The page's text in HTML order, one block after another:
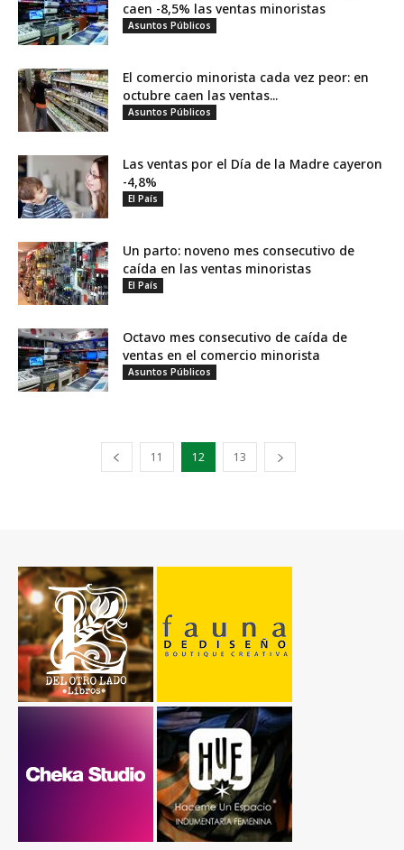
caen -8,5% las ventas minoristas
Asuntos Públicos
El comercio minorista cada vez peor: en
octubre caen las ventas...
Asuntos Públicos
Las ventas por el Día de la Madre cayeron
-4,8%
El País
Un parto: noveno mes consecutivo de
caída en las ventas minoristas
El País
Octavo mes consecutivo de caída de
ventas en el comercio minorista
Asuntos Públicos
11 12 13